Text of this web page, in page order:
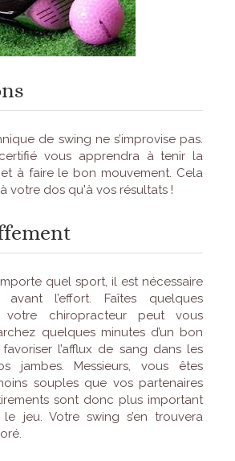
de swing ne s’improvise pas.
vous apprendra à tenir la
à faire le bon mouvement. Cela
votre dos qu'à vos résultats !
quel sport, il est nécessaire
avant l’effort. Faîtes quelques
votre chiropracteur peut vous
quelques minutes d’un bon
l’afflux de sang dans les
jambes. Messieurs, vous êtes
souples que vos partenaires
sont donc plus important
jeu. Votre swing s’en trouvera